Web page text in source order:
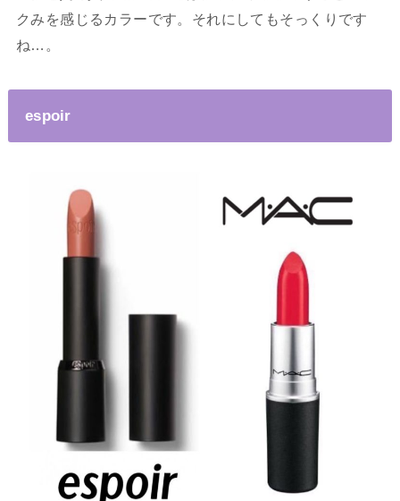
クみを感じるカラーです。それにしてもそっくりです
ね…。
espoir